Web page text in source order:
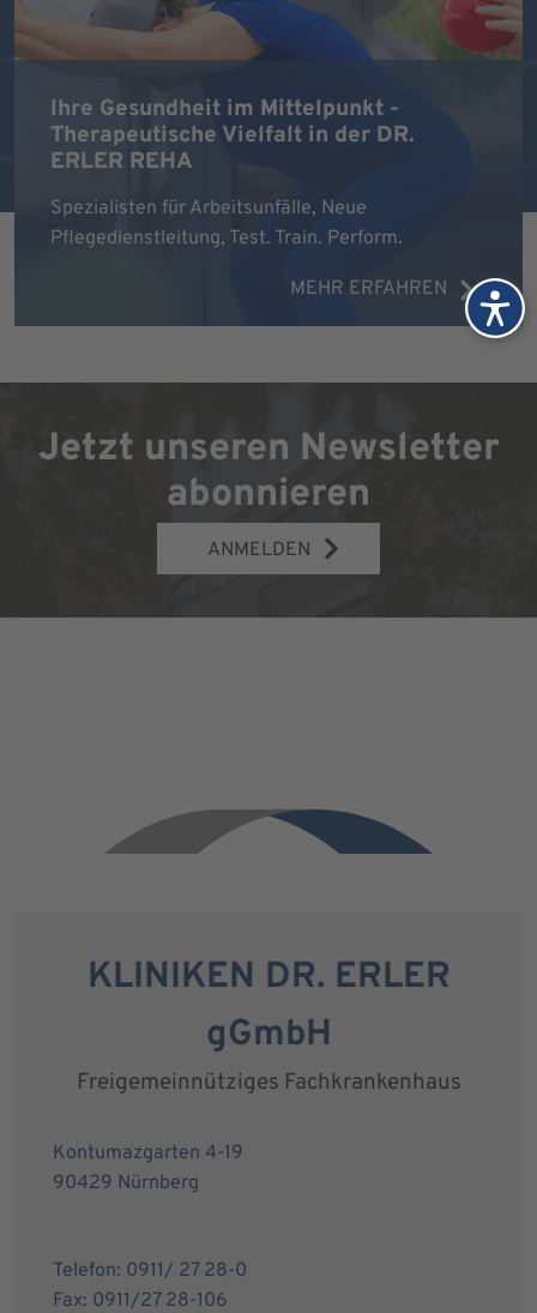
Ihre Gesundheit im Mittelpunkt -
Therapeutische Vielfalt in der DR.
ERLER REHA
Spezialisten für Arbeitsunfälle, Neue
Pflegedienstleitung, Test. Train. Perform.
MEHR ERFAHREN
Jetzt unseren Newsletter
abonnieren
ANMELDEN
KLINIKEN DR. ERLER
gGmbH
Freigemeinnütziges Fachkrankenhaus
Kontumazgarten 4-19
90429 Nürnberg
Telefon: 0911/ 27 28-0
Fax: 0911/27 28-106